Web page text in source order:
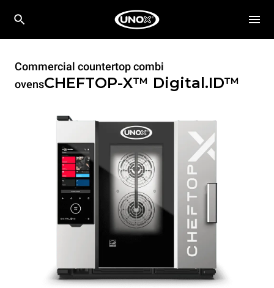
Commercial countertop combi
ovensCHEFTOP-X™ Digital.ID™